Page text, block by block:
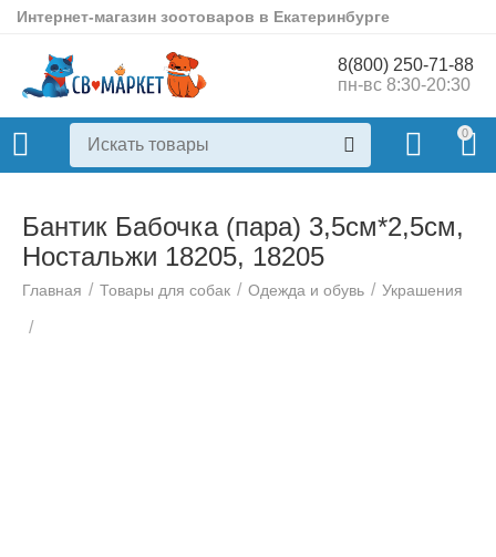
Интернет-магазин зоотоваров в Екатеринбурге
8(800) 250-71-88
пн-вс 8:30-20:30
0
Бантик Бабочка (пара) 3,5см*2,5см,
Ностальжи 18205, 18205
Главная / Товары для собак / Одежда и обувь / Украшения
/